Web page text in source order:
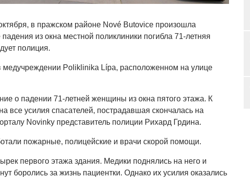
в пражском районе Nové Butovice произошла
падения из окна местной поликлиники погибла 71-летняя
полиция.
медучреждении Poliklinika Lípa, расположенном на улице
о падении 71-летней женщины из окна пятого этажа. К
все усилия спасателей, пострадавшая скончалась на
Novinky представитель полиции Рихард Грдина.
пожарные, полицейские и врачи скорой помощи.
первого этажа здания. Медики поднялись на него и
боролись за жизнь пациентки. Однако их усилия оказались